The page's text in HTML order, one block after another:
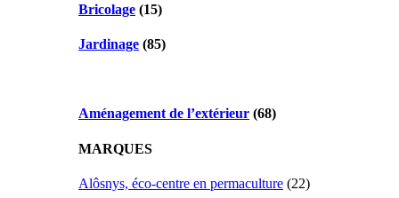
Bricolage (15)
Jardinage (85)
Aménagement de l’extérieur (68)
MARQUES
Alôsnys, éco-centre en permaculture (22)